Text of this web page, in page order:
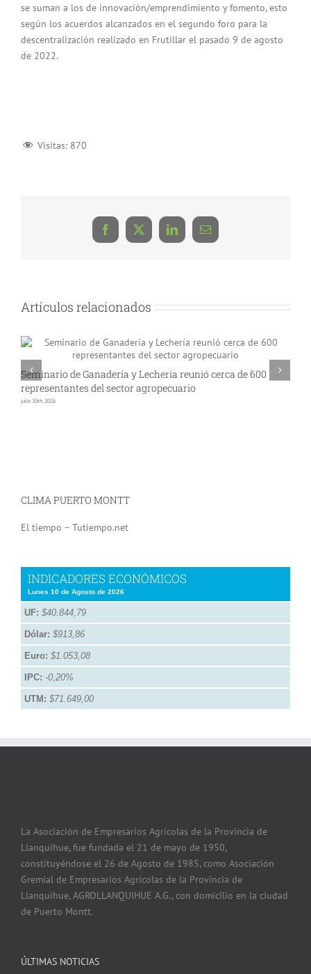
se suman a los de innovación/emprendimiento y fomento, esto
según los acuerdos alcanzados en el segundo foro para la
descentralización realizado en Frutillar el pasado 9 de agosto
de 2022.
Visitas: 870
Facebook
X LinkedInCorreo
electrónico
Artículos relacionados
Seminario de Ganadería y Lechería reunió cerca de 600
representantes del sector agropecuario
julio 30th, 2026
CLIMA PUERTO MONTT
El tiempo – Tutiempo.net
INDICADORES ECONÓMICOS
Lunes 10 de Agosto de 2026
UF: $40.844,79
Dólar: $913,86
Euro: $1.053,08
IPC: -0,20%
UTM: $71.649,00
La Asociación de Empresarios Agrícolas de la Provincia de
Llanquihue, fue fundada el 21 de mayo de 1950,
constituyéndose el 26 de Agosto de 1985, como Asociación
Gremial de Empresarios Agrícolas de la Provincia de
Llanquihue, AGROLLANQUIHUE A.G., con domicilio en la ciudad
de Puerto Montt.
ÚLTIMAS NOTICIAS